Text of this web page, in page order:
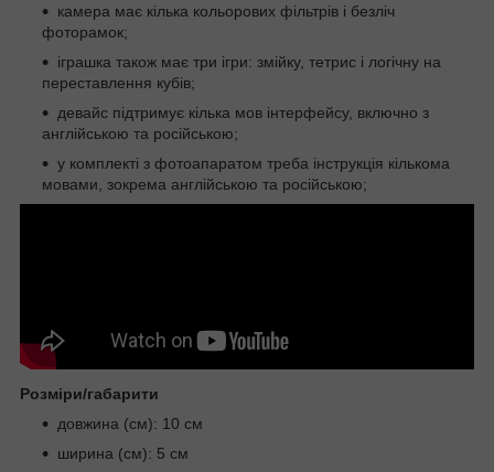
камера має кілька кольорових фільтрів і безліч
фоторамок;
іграшка також має три ігри: змійку, тетрис і логічну на
переставлення кубів;
девайс підтримує кілька мов інтерфейсу, включно з
англійською та російською;
у комплекті з фотоапаратом треба інструкція кількома
мовами, зокрема англійською та російською;
Розміри/габарити
довжина (см): 10 см
ширина (см): 5 см